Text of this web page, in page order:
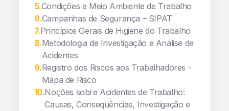
5.Condições e Meio Ambiente de Trabalho
6.Campanhas de Segurança – SIPAT
7.Princípios Gerais de Higiene do Trabalho
8.Metodologia de Investigação e Análise de
Acidentes
9.Registro dos Riscos aos Trabalhadores -
Mapa de Risco
10.Noções sobre Acidentes de Trabalho:
Causas, Consequências, Investigação e